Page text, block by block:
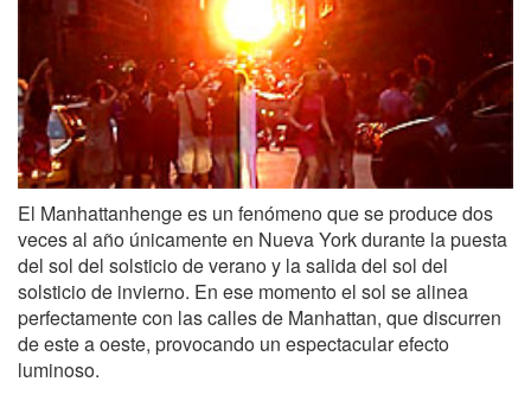
El Manhattanhenge es un fenómeno que se produce dos
veces al año únicamente en Nueva York durante la puesta
del sol del solsticio de verano y la salida del sol del
solsticio de invierno. En ese momento el sol se alinea
perfectamente con las calles de Manhattan, que discurren
de este a oeste, provocando un espectacular efecto
luminoso.